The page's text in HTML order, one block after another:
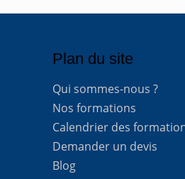
Plan du site
Qui sommes-nous ?
Nos formations
Calendrier des
Demander un devis
Blog